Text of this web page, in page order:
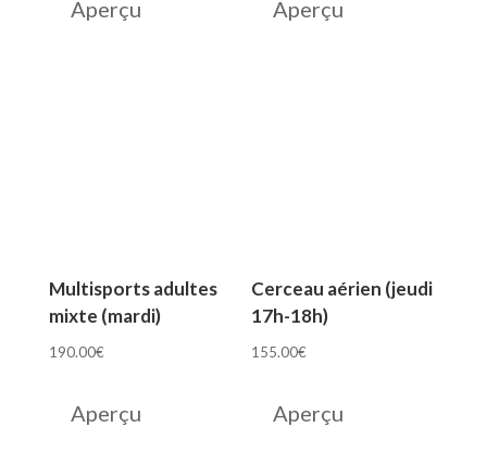
Aperçu Aperçu
Multisports adultes
mixte (mardi)
190.00€
Aperçu
Cerceau aérien (jeudi
17h-18h)
155.00€
Aperçu